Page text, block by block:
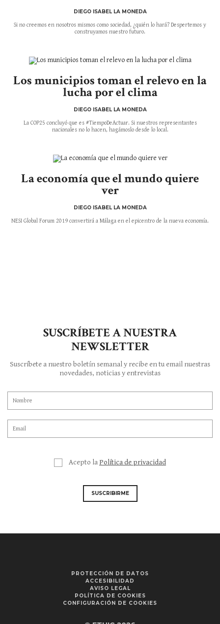
DIEGO ISABEL LA MONEDA
Si no creemos en nosotros mismos como sociedad, ¿quién lo hará? Despertemos y
construyamos nuestro futuro.
Los municipios toman el relevo en la
lucha por el clima
DIEGO ISABEL LA MONEDA
La COP25 concluyó que es #TiempoDeActuar. Si nuestros representantes
nacionales no lo hacen, hagámoslo desde lo local.
La economía que el mundo quiere
ver
DIEGO ISABEL LA MONEDA
NESI Global Forum 2019 convertirá a Málaga en el epicentro de la nueva economía.
SUSCRÍBETE A NUESTRA
NEWSLETTER
Suscríbete a nuestro boletín semanal y recibe en tu email nuestras
novedades, noticias y entrevistas
Acepto la Política de privacidad
SUSCRIBIRME
PROTECCIÓN DE DATOS
ACCESIBILIDAD
AVISO LEGAL
POLÍTICA DE COOKIES
CONFIGURACIÓN DE COOKIES